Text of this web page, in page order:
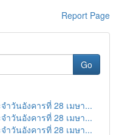
Report Page
Go
ำวันอังคารที่ 28 เมษา...
ำวันอังคารที่ 28 เมษา...
ำวันอังคารที่ 28 เมษา...